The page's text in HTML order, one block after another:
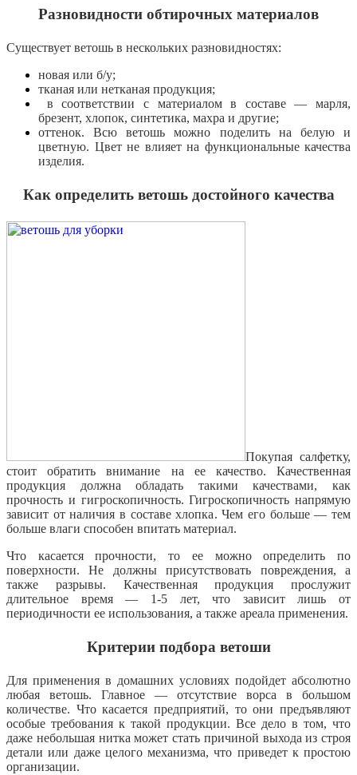
Разновидности обтирочных материалов
Существует ветошь в нескольких разновидностях:
новая или б/у;
тканая или нетканая продукция;
в соответствии с материалом в составе — марля,
брезент, хлопок, синтетика, махра и другие;
оттенок. Всю ветошь можно поделить на белую и
цветную. Цвет не влияет на функциональные качества
изделия.
Как определить ветошь достойного качества
Покупая салфетку,
стоит обратить внимание на ее качество. Качественная
продукция должна обладать такими качествами, как
прочность и гигроскопичность. Гигроскопичность напрямую
зависит от наличия в составе хлопка. Чем его больше — тем
больше влаги способен впитать материал.
Что касается прочности, то ее можно определить по
поверхности. Не должны присутствовать повреждения, а
также разрывы. Качественная продукция прослужит
длительное время — 1-5 лет, что зависит лишь от
периодичности ее использования, а также ареала применения.
Критерии подбора ветоши
Для применения в домашних условиях подойдет абсолютно
любая ветошь. Главное — отсутствие ворса в большом
количестве. Что касается предприятий, то они предъявляют
особые требования к такой продукции. Все дело в том, что
даже небольшая нитка может стать причиной выхода из строя
детали или даже целого механизма, что приведет к простою
организации.